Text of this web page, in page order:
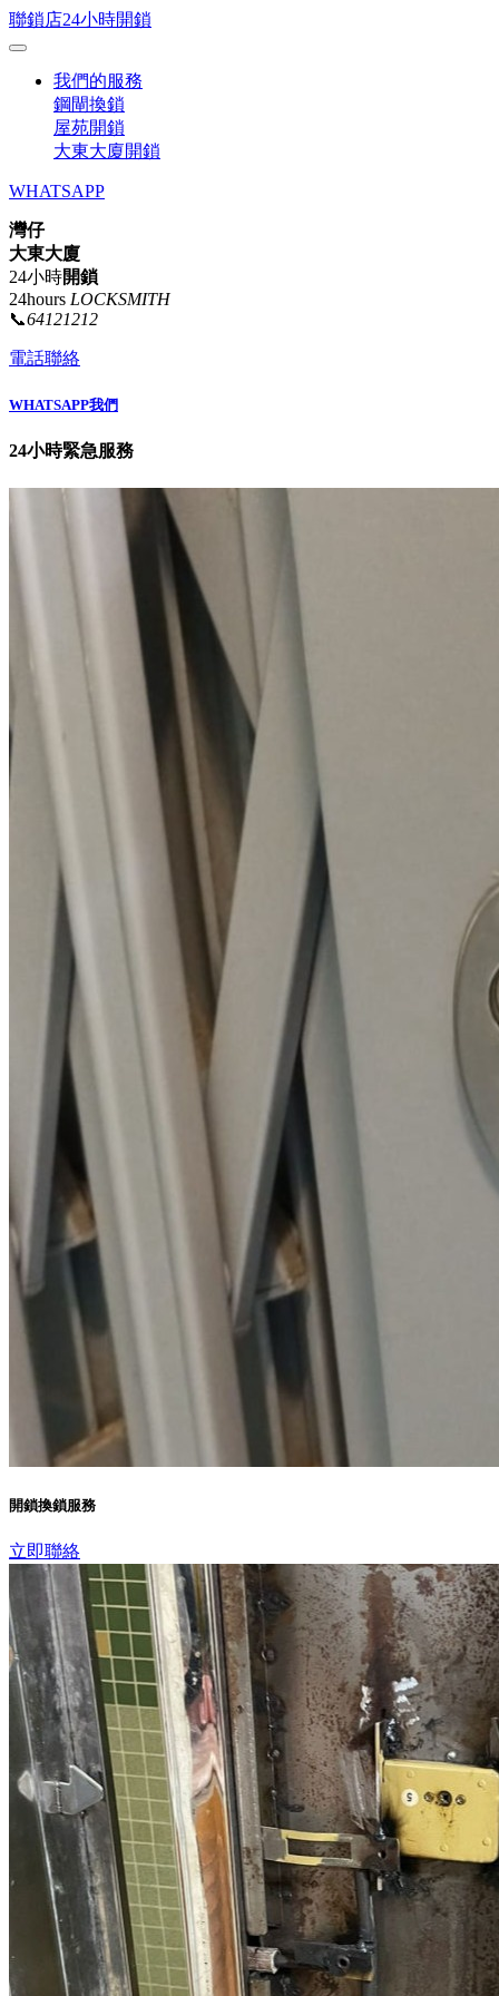
聯鎖店24小時開鎖
我們的服務
鋼閘換鎖
屋苑開鎖
大東大廈開鎖
WHATSAPP
灣仔
大東大廈
24小時開鎖
24hours LOCKSMITH
📞64121212
電話聯絡
WHATSAPP我們
24小時緊急服務
開鎖換鎖服務
立即聯絡